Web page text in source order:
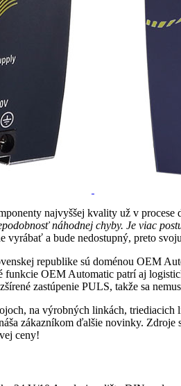
najvyššej kvality už v
náhodnej chyby. Je viac
vyrábať a bude nedostupný, preto
republike sú doménou OEM
OEM Automatic patrí aj
zastúpenie PULS, takže sa
na výrobných linkách,
zákazníkom ďalšie novinky.
ceny!